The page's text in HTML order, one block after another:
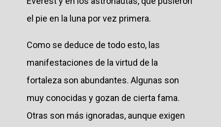
el pie en la luna por vez primera.
Como se deduce de todo esto, las
manifestaciones de la virtud de la
fortaleza son abundantes. Algunas son
muy conocidas y gozan de cierta fama.
Otras son más ignoradas, aunque exigen